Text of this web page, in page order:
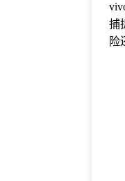
捕
险